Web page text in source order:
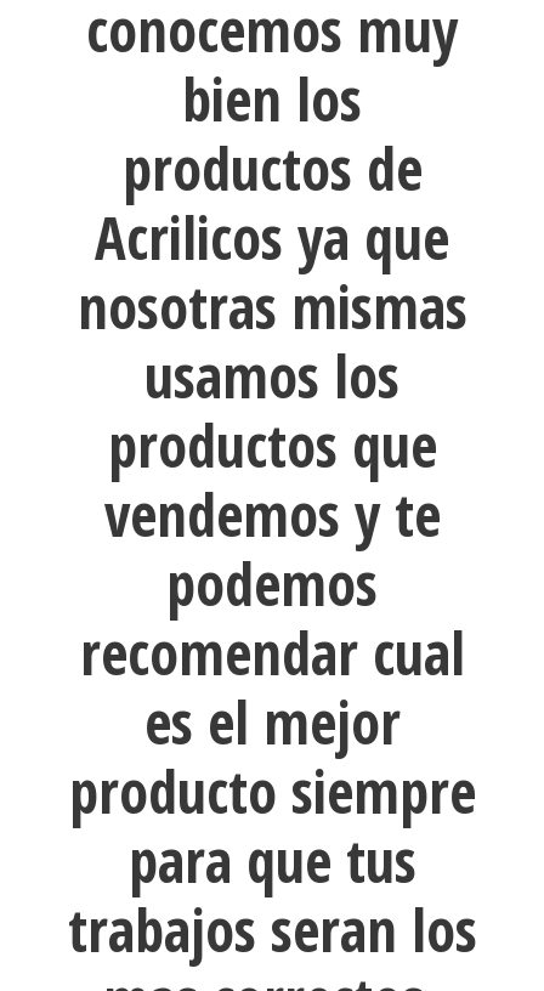
conocemos muy
bien los
productos de
Acrilicos ya que
nosotras mismas
usamos los
productos que
vendemos y te
podemos
recomendar cual
es el mejor
producto siempre
para que tus
trabajos seran los